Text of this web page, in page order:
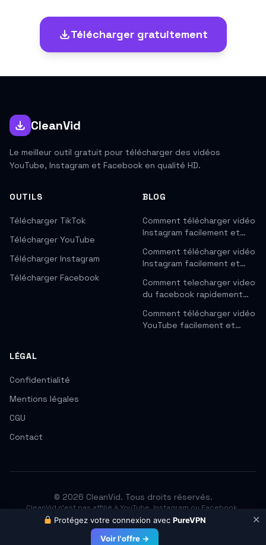
Télécharger gratuitement
CleanVid
Le meilleur outil gratuit pour télécharger des vidéos
YouTube, Instagram et Facebook en qualité HD.
OUTILS
Télécharger TikTok
Télécharger YouTube
Télécharger Instagram
Télécharger Facebook
BLOG
Comment télécharger vidéo
Instagram facilement et…
Comment télécharger vidéo
Instagram facilement et…
Comment telecharger video
du facebook rapidement…
Comment télécharger vidéo
YouTube facilement et…
LÉGAL
Confidentialité
Mentions légales
CGU
Contact
© 2026 CleanVid. Tous droits réservés.
CleanVid n'est pas affilié à YouTube, Instagram ou Facebook.
Respectez les droits d'auteur. Téléchargez uniquement les contenus
que vous avez le droit d'utiliser.
✕
Protégez votre connexion avecPureVPN
Voir l'offre →